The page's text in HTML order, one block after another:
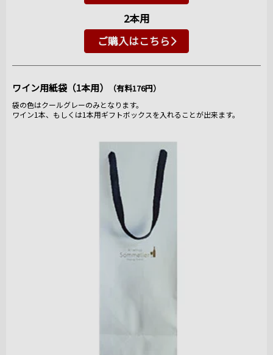
2本用
ご購入はこちら
ワイン用紙袋（1本用） （有料176円）
袋の色はクールグレーのみとなります。
ワイン1本、もしくは1本用ギフトボックスを入れることが出来ます。